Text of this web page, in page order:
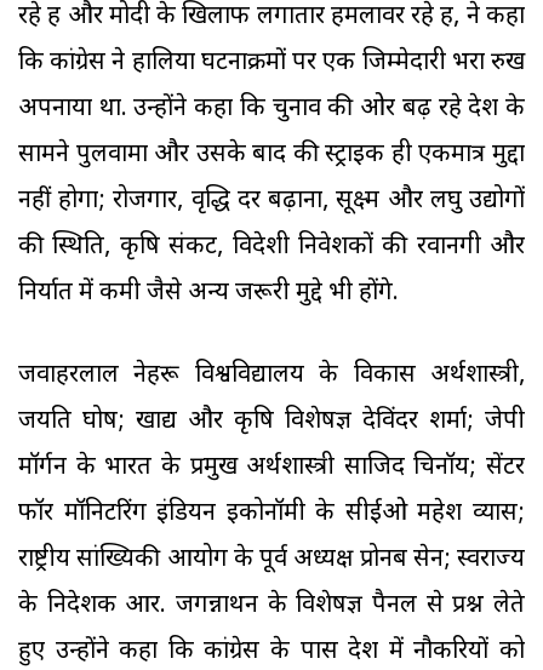
रहे हैं और मोदी के खिलाफ लगातार हमलावर रहे हैं, ने कहा
कि कांग्रेस ने हालिया घटनाक्रमों पर एक जिम्मेदारी भरा रुख
अपनाया था. उन्होंने कहा कि चुनाव की ओर बढ़ रहे देश के
सामने पुलवामा और उसके बाद की स्ट्राइक ही एकमात्र मुद्दा
नहीं होगा; रोजगार, वृद्धि दर बढ़ाना, सूक्ष्म और लघु उद्योगों
की स्थिति, कृषि संकट, विदेशी निवेशकों की रवानगी और
निर्यात में कमी जैसे अन्य जरूरी मुद्दे भी होंगे.
जवाहरलाल नेहरू विश्वविद्यालय के विकास अर्थशास्त्री,
जयति घोष; खाद्य और कृषि विशेषज्ञ देविंदर शर्मा; जेपी
मॉर्गन के भारत के प्रमुख अर्थशास्त्री साजिद चिनॉय; सेंटर
फॉर मॉनिटरिंग इंडियन इकोनॉमी के सीईओ महेश व्यास;
राष्ट्रीय सांख्यिकी आयोग के पूर्व अध्यक्ष प्रोनब सेन; स्वराज्य
के निदेशक आर. जगन्नाथन के विशेषज्ञ पैनल से प्रश्न लेते
हुए उन्होंने कहा कि कांग्रेस के पास देश में नौकरियों को